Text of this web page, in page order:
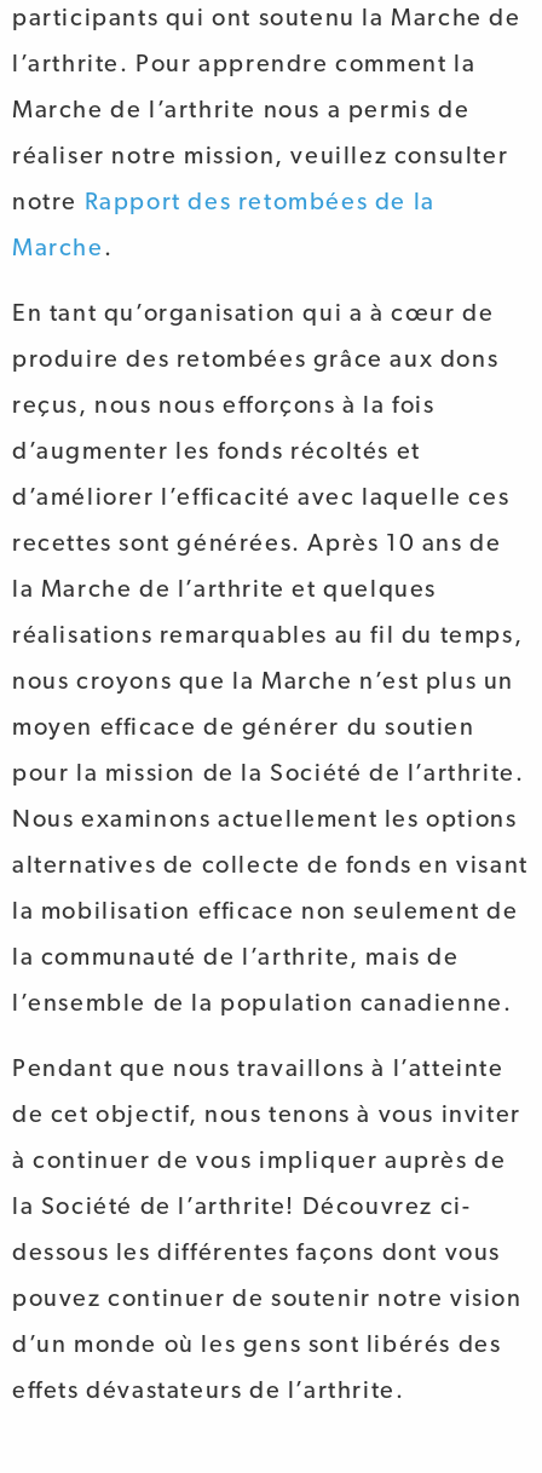
participants qui ont soutenu la Marche de
l’arthrite. Pour apprendre comment la
Marche de l’arthrite nous a permis de
réaliser notre mission, veuillez consulter
notre Rapport des retombées de la
Marche.
En tant qu’organisation qui a à cœur de
produire des retombées grâce aux dons
reçus, nous nous efforçons à la fois
d’augmenter les fonds récoltés et
d’améliorer l’efficacité avec laquelle ces
recettes sont générées. Après 10 ans de
la Marche de l’arthrite et quelques
réalisations remarquables au fil du temps,
nous croyons que la Marche n’est plus un
moyen efficace de générer du soutien
pour la mission de la Société de l’arthrite.
Nous examinons actuellement les options
alternatives de collecte de fonds en visant
la mobilisation efficace non seulement de
la communauté de l’arthrite, mais de
l’ensemble de la population canadienne.
Pendant que nous travaillons à l’atteinte
de cet objectif, nous tenons à vous inviter
à continuer de vous impliquer auprès de
la Société de l’arthrite! Découvrez ci-
dessous les différentes façons dont vous
pouvez continuer de soutenir notre vision
d’un monde où les gens sont libérés des
effets dévastateurs de l’arthrite.